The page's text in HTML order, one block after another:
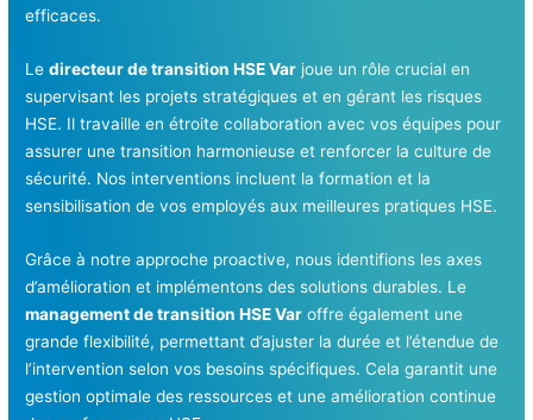
efficaces.
Ledirecteur de transition HSE Var joue un rôle crucial en
supervisant les projets stratégiques et en gérant les risques
HSE. Il travaille en étroite collaboration avec vos équipes pour
assurer une transition harmonieuse et renforcer la culture de
sécurité. Nos interventions incluent la formation et la
sensibilisation de vos employés aux meilleures pratiques HSE.
Grâce à notre approche proactive, nous identifions les axes
d’amélioration et implémentons des solutions durables. Le
management de transition HSE Var offre également une
grande flexibilité, permettant d’ajuster la durée et l’étendue de
l’intervention selon vos besoins spécifiques. Cela garantit une
gestion optimale des ressources et une amélioration continue